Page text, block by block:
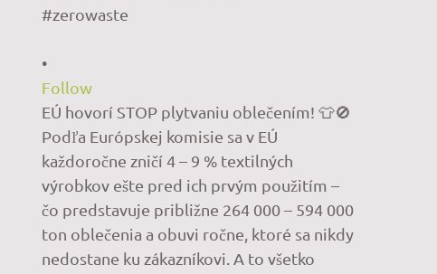
•
Follow
EÚ hovorí STOP plytvaniu oblečením! 👕🚫
Podľa Európskej komisie sa v EÚ
každoročne zničí 4 – 9 % textilných
výrobkov ešte pred ich prvým použitím –
čo predstavuje približne 264 000 – 594 000
ton oblečenia a obuvi ročne, ktoré sa nikdy
nedostane ku zákazníkovi. A to všetko